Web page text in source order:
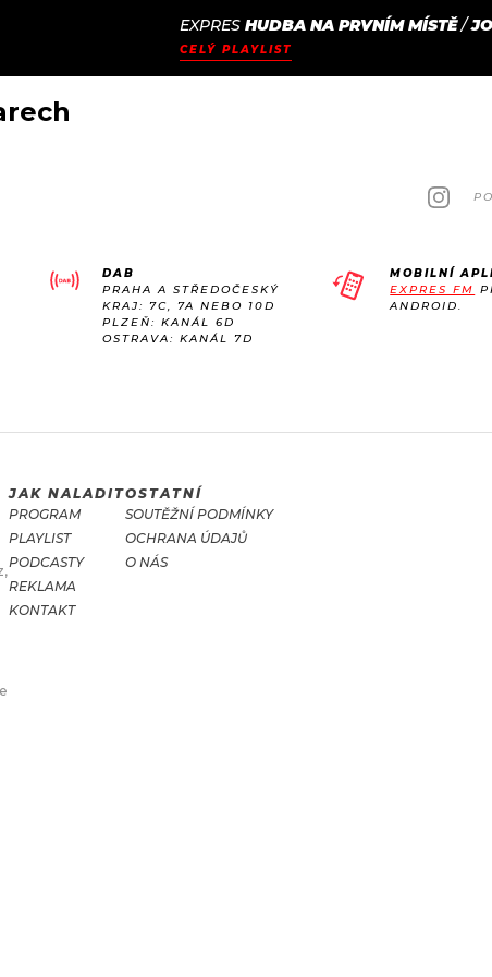
JAK
NALADIT
EXPRES HUDBA NA PRVNÍM MÍSTĚ/
CELÝ PLAYLIST
NALADIT
DAB
PRAHA A STŘEDOČESKÝ
KRAJ: 7C, 7A NEBO 10D
PLZEŇ: KANÁL 6D
OSTRAVA: KANÁL 7D
MOBILNÍ
EXPRES FM
ANDROID.
JAK NALADIT
PROGRAM
PLAYLIST
PODCASTY
REKLAMA
KONTAKT
OSTATNÍ
SOUTĚŽNÍ PODMÍNKY
OCHRANA ÚDAJŮ
O NÁS